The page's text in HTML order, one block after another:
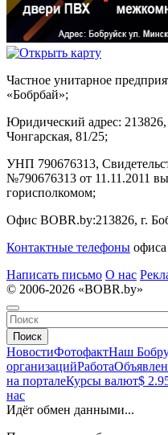
Частное унитарное
«Бобрбай»;
Юридический адрес:
Чонгарская, 81/25;
УНП 790676313,
№790676313 от 11.11.2011
горисполкомом;
Офис BOBR.by:213826, г.
Контактные телефоны
Написать письмо О нас
© 2006-2026 «BOBR.by»
Поиск
НовостиФотофактНаш
организацийРабота
на порталеКурсы валют$
нас
Идёт обмен данными...